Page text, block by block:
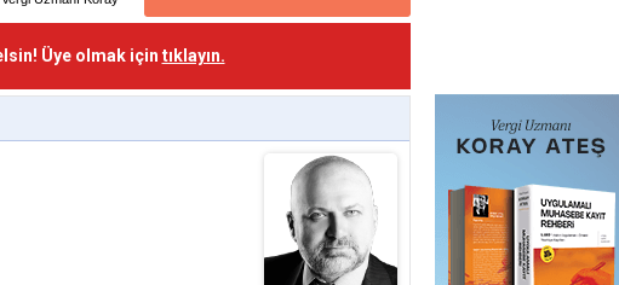
Üye olmak için tıklayın.